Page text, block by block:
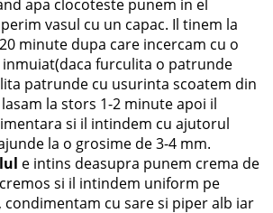
apa clocoteste punem in el
vasul cu un capac. Il tinem la
minute dupa care incercam cu o
furculita o patrunde
patrunde cu usurinta scoatem din
la stors 1-2 minute apoi il
si il intindem cu ajutorul
la o grosime de 3-4 mm.
e intins deasupra punem crema de
si il intindem uniform pe
cu sare si piper alb iar